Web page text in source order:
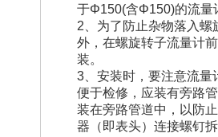
于Φ150(含Φ150)的流量
2、为了防止杂物落入
外，在螺旋转子流量计
装。
3、安装时，要注意流量
便于检修，应装有旁路
装在旁路管道中，以防
器（即表头）连接螺钉